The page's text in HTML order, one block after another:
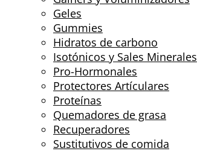
Geles
Gummies
Hidratos de carbono
Isotónicos y Sales Minerales
Pro-Hormonales
Protectores Artículares
Proteínas
Quemadores de grasa
Recuperadores
Sustitutivos de comida